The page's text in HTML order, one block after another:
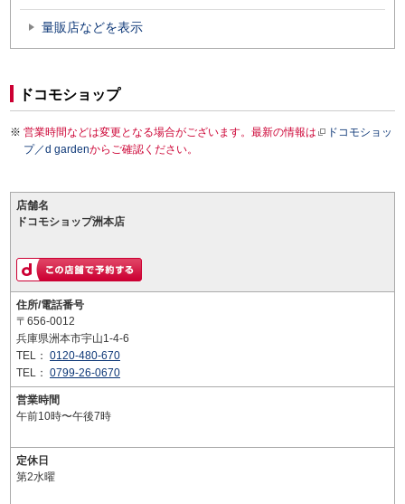
量販店などを表示
ドコモショップ
営業時間などは変更となる場合がございます。最新の情報は
ドコモショッ
プ／d gardenからご確認ください。
店舗名
ドコモショップ洲本店
住所/電話番号
〒656-0012
兵庫県洲本市宇山1-4-6
TEL： 0120-480-670
TEL： 0799-26-0670
営業時間
午前10時〜午後7時
定休日
第2水曜